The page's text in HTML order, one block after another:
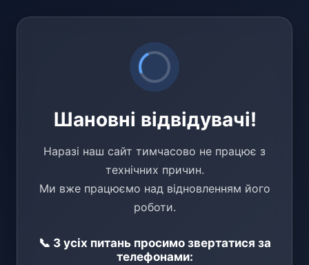
Шановні відвідувачі!
Наразі наш сайт тимчасово не працює з
технічних причин.
Ми вже працюємо над відновленням його
роботи.
📞 З усіх питань просимо звертатися за
телефонами: